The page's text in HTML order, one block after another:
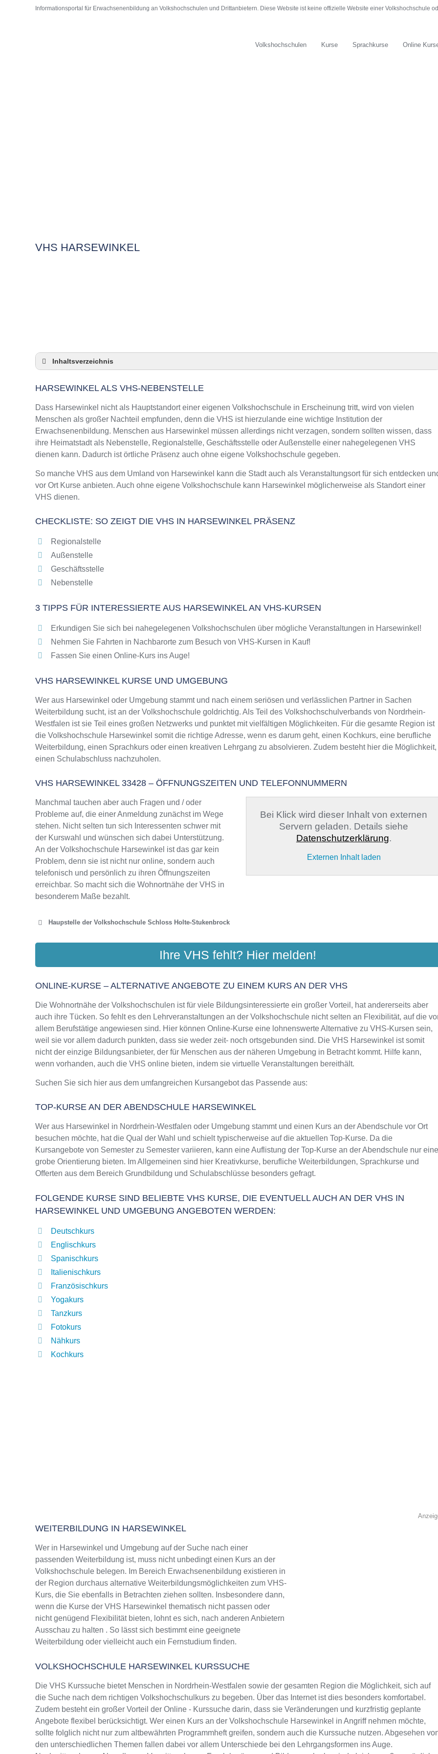
Informationsportal für Erwachsenenbildung an Volkshochschulen und Drittanbietern. Diese Website ist keine offizielle Website einer Volkshochschule
Volkshochschulen Kurse Sprachkurse Online
VHS HARSEWINKEL
Inhaltsverzeichnis
Checkliste: So zeigt die VHS in Harsewinkel Präsenz
3 Tipps für Interessierte aus Harsewinkel an VHS-Kursen
VHS Harsewinkel Kurse und Umgebung
VHS Harsewinkel – Öffnungszeiten und Telefonnummer
Online-Kurse – Alternative Angebote zu einem Kurs an der VHS
Top-Kurse an der Abendschule Harsewinkel
Weiterbildung in Harsewinkel
VHS Harsewinkel Programm 2025 / 2026
HARSEWINKEL ALS VHS-NEBENSTELLE
Dass Harsewinkel nicht als Hauptstandort einer eigenen Volkshochschule in Erscheinung tritt, wird von vielen
Menschen als großer Nachteil empfunden, denn die VHS ist hierzulande eine wichtige Institution der
Erwachsenenbildung. Menschen aus Harsewinkel müssen allerdings nicht verzagen, sondern sollten wissen, dass
ihre Heimatstadt als Nebenstelle, Regionalstelle, Geschäftsstelle oder Außenstelle einer nahegelegenen VHS
dienen kann. Dadurch ist örtliche Präsenz auch ohne eigene Volkshochschule gegeben.
So manche VHS aus dem Umland von Harsewinkel kann die Stadt auch als Veranstaltungsort für sich entdecken
vor Ort Kurse anbieten. Auch ohne eigene Volkshochschule kann Harsewinkel möglicherweise als Standort einer
VHS dienen.
CHECKLISTE: SO ZEIGT DIE VHS IN HARSEWINKEL PRÄSENZ
Regionalstelle
Außenstelle
Geschäftsstelle
Nebenstelle
3 TIPPS FÜR INTERESSIERTE AUS HARSEWINKEL AN VHS-KURSEN
Erkundigen Sie sich bei nahegelegenen Volkshochschulen über mögliche Veranstaltungen in Harsewinkel!
Nehmen Sie Fahrten in Nachbarorte zum Besuch von VHS-Kursen in Kauf!
Fassen Sie einen Online-Kurs ins Auge!
VHS HARSEWINKEL KURSE UND UMGEBUNG
Wer aus Harsewinkel oder Umgebung stammt und nach einem seriösen und verlässlichen Partner in Sachen
Weiterbildung sucht, ist an der Volkshochschule goldrichtig. Als Teil des Volkshochschulverbands von Nordrhein-
Westfalen ist sie Teil eines großen Netzwerks und punktet mit vielfältigen Möglichkeiten. Für die gesamte Region ist
die Volkshochschule Harsewinkel somit die richtige Adresse, wenn es darum geht, einen Kochkurs, eine berufliche
Weiterbildung, einen Sprachkurs oder einen kreativen Lehrgang zu absolvieren. Zudem besteht hier die Möglichkeit,
einen Schulabschluss nachzuholen.
VHS HARSEWINKEL 33428 – ÖFFNUNGSZEITEN UND TELEFONNUMMERN
Manchmal tauchen aber auch Fragen und / oder
Probleme auf, die einer Anmeldung zunächst im Wege
stehen. Nicht selten tun sich Interessenten schwer mit
der Kurswahl und wünschen sich dabei Unterstützung.
An der Volkshochschule Harsewinkel ist das gar kein
Problem, denn sie ist nicht nur online, sondern auch
telefonisch und persönlich zu ihren Öffnungszeiten
erreichbar. So macht sich die Wohnortnähe der VHS in
besonderem Maße bezahlt.
Bei Klick wird dieser Inhalt von externen
Servern geladen. Details siehe
Datenschutzerklärung.
Externen Inhalt laden
Haupstelle der Volkshochschule Schloss Holte-Stukenbrock
VOLKSHOCHSCHULE VERL - HARSEWINKEL - SCHLOSS HOLTE-S
TUKENBROCK
Ihre VHS fehlt? Hier melden!
ONLINE-KURSE – ALTERNATIVE ANGEBOTE ZU EINEM KURS AN DER VHS
Die Wohnortnähe der Volkshochschulen ist für viele Bildungsinteressierte ein großer Vorteil, hat andererseits aber
auch ihre Tücken. So fehlt es den Lehrveranstaltungen an der Volkshochschule nicht selten an Flexibilität, auf die
allem Berufstätige angewiesen sind. Hier können Online-Kurse eine lohnenswerte Alternative zu VHS-Kursen sein,
weil sie vor allem dadurch punkten, dass sie weder zeit- noch ortsgebunden sind. Die VHS Harsewinkel ist somit
nicht der einzige Bildungsanbieter, der für Menschen aus der näheren Umgebung in Betracht kommt. Hilfe kann,
wenn vorhanden, auch die VHS online bieten, indem sie virtuelle Veranstaltungen bereithält.
Suchen Sie sich hier aus dem umfangreichen Kursangebot das Passende aus:
TOP-KURSE AN DER ABENDSCHULE HARSEWINKEL
Wer aus Harsewinkel in Nordrhein-Westfalen oder Umgebung stammt und einen Kurs an der Abendschule vor Ort
besuchen möchte, hat die Qual der Wahl und schielt typischerweise auf die aktuellen Top-Kurse. Da die
Kursangebote von Semester zu Semester variieren, kann eine Auflistung der Top-Kurse an der Abendschule nur eine
grobe Orientierung bieten. Im Allgemeinen sind hier Kreativkurse, berufliche Weiterbildungen, Sprachkurse und
Offerten aus dem Bereich Grundbildung und Schulabschlüsse besonders gefragt.
FOLGENDE KURSE SIND BELIEBTE VHS KURSE, DIE EVENTUELL AUCH AN DER VHS IN
HARSEWINKEL UND UMGEBUNG ANGEBOTEN WERDEN:
Deutschkurs
Englischkurs
Spanischkurs
Italienischkurs
Französischkurs
Yogakurs
Tanzkurs
Fotokurs
Nähkurs
Kochkurs
WEITERBILDUNG IN HARSEWINKEL
Wer in Harsewinkel und Umgebung auf der Suche nach einer
passenden Weiterbildung ist, muss nicht unbedingt einen Kurs an der
Volkshochschule belegen. Im Bereich Erwachsenenbildung existieren in
der Region durchaus alternative Weiterbildungsmöglichkeiten zum VHS-
Kurs, die Sie ebenfalls in Betrachten ziehen sollten. Insbesondere dann,
wenn die Kurse der VHS Harsewinkel thematisch nicht passen oder
nicht genügend Flexibilität bieten, lohnt es sich, nach anderen Anbietern
Ausschau zu halten . So lässt sich bestimmt eine geeignete
Weiterbildung oder vielleicht auch ein Fernstudium finden.
VOLKSHOCHSCHULE HARSEWINKEL KURSSUCHE
Die VHS Kurssuche bietet Menschen in Nordrhein-Westfalen sowie der gesamten Region die Möglichkeit, sich auf
die Suche nach dem richtigen Volkshochschulkurs zu begeben. Über das Internet ist dies besonders komfortabel.
Zudem besteht ein großer Vorteil der Online - Kurssuche darin, dass sie Veränderungen und kurzfristig geplante
Angebote flexibel berücksichtigt. Wer einen Kurs an der Volkshochschule Harsewinkel in Angriff nehmen möchte,
sollte folglich nicht nur zum altbewährten Programmheft greifen, sondern auch die Kurssuche nutzen. Abgesehen
den unterschiedlichen Themen fallen dabei vor allem Unterschiede bei den Lehrgangsformen ins Auge.